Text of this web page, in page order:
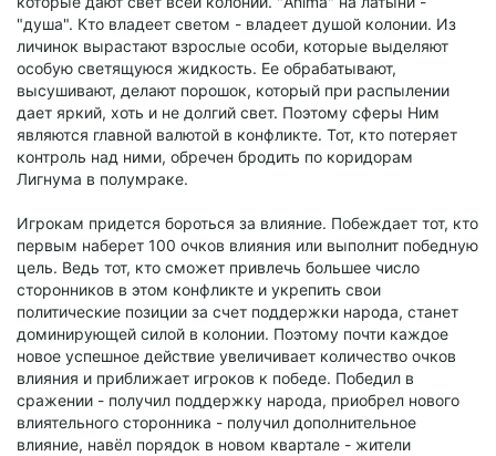
"душа". Кто владеет светом - владеет душой колонии. Из
личинок вырастают взрослые особи, которые выделяют
особую светящуюся жидкость. Ее обрабатывают,
высушивают, делают порошок, который при распылении
дает яркий, хоть и не долгий свет. Поэтому сферы Ним
являются главной валютой в конфликте. Тот, кто потеряет
контроль над ними, обречен бродить по коридорам
Лигнума в полумраке.
Игрокам придется бороться за влияние. Побеждает тот, кто
первым наберет 100 очков влияния или выполнит победную
цель. Ведь тот, кто сможет привлечь большее число
сторонников в этом конфликте и укрепить свои
политические позиции за счет поддержки народа, станет
доминирующей силой в колонии. Поэтому почти каждое
новое успешное действие увеличивает количество очков
влияния и приближает игроков к победе. Победил в
сражении - получил поддержку народа, приобрел нового
влиятельного сторонника - получил дополнительное
влияние, навёл порядок в новом квартале - жители